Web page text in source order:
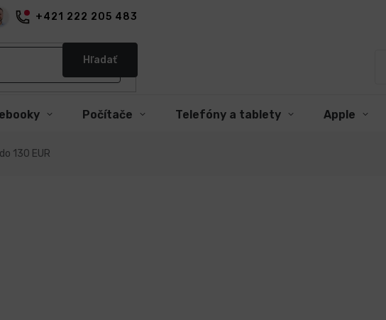
+421 222 205 483
Hľadať
Počítače Telefóny a tablety Apple
130 EUR